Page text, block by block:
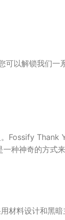
以解锁我们一
Fossify Thank
种神奇的方式
材料设计和黑